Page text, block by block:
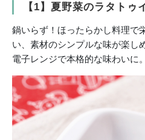
【1】夏野菜のラタトゥ
鍋いらず！ほったらかし料理で
い、素材のシンプルな味が楽し
電子レンジで本格的な味わいに。